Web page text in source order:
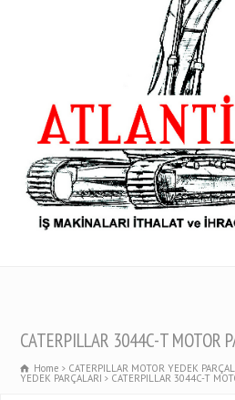
CATERPILLAR 3044C-T MOTOR
Home CATERPILLAR MOTOR YEDEK
YEDEK PARÇALARI CATERPILLAR 3044C-T